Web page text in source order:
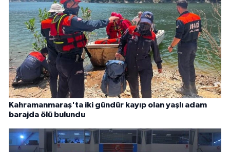
Kahramanmaraş'ta iki gündür kayıp olan yaşlı adam
barajda ölü bulundu